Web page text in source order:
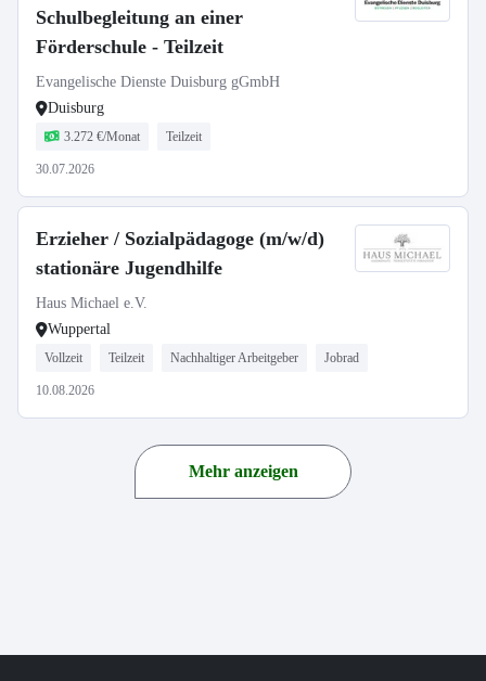
Schulbegleitung an einer
Förderschule - Teilzeit
Evangelische Dienste Duisburg gGmbH
Duisburg
3.272 €/Monat Teilzeit
30.07.2026
Erzieher / Sozialpädagoge (m/w/d)
stationäre Jugendhilfe
Haus Michael e.V.
Wuppertal
Vollzeit Teilzeit Nachhaltiger Arbeitgeber Jobrad
10.08.2026
Mehr anzeigen